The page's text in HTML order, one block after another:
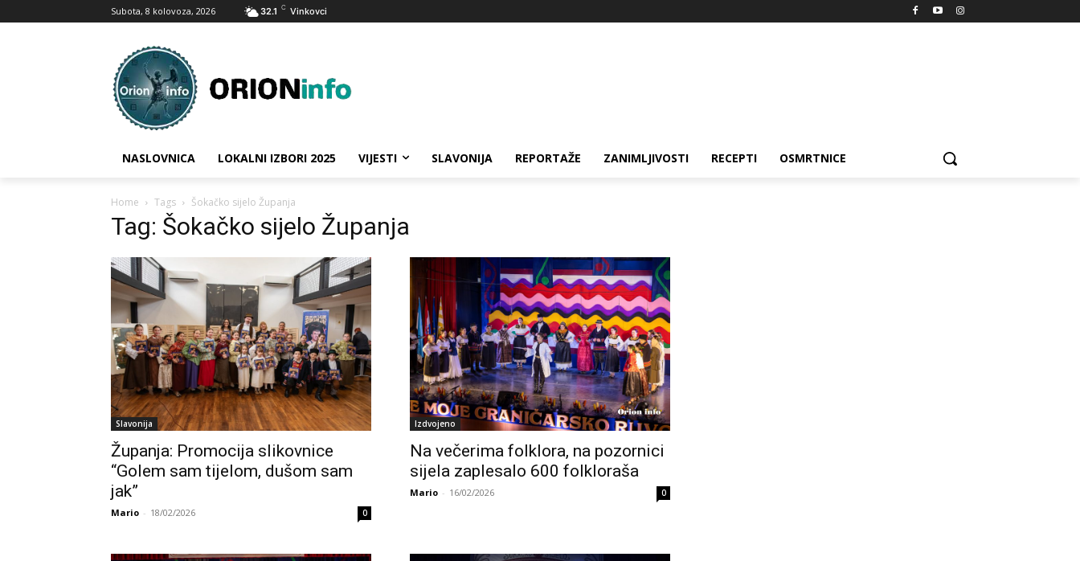
Subota, 8 kolovoza, 2026 32.1 C Vinkovci
NASLOVNICA LOKALNI IZBORI 2025 VIJESTI SLAVONIJA REPORTAŽE ZANIMLJIVOSTI RECEPTI OSMRTNICE
Home Tags Šokačko sijelo Županja
Tag: Šokačko sijelo Županja
Slavonija
Županja: Promocija slikovnice
“Golem sam tijelom, dušom sam
jak”
Mario - 18/02/2026 0
Izdvojeno
Na večerima folklora, na pozornici
sijela zaplesalo 600 folkloraša
Mario - 16/02/2026 0